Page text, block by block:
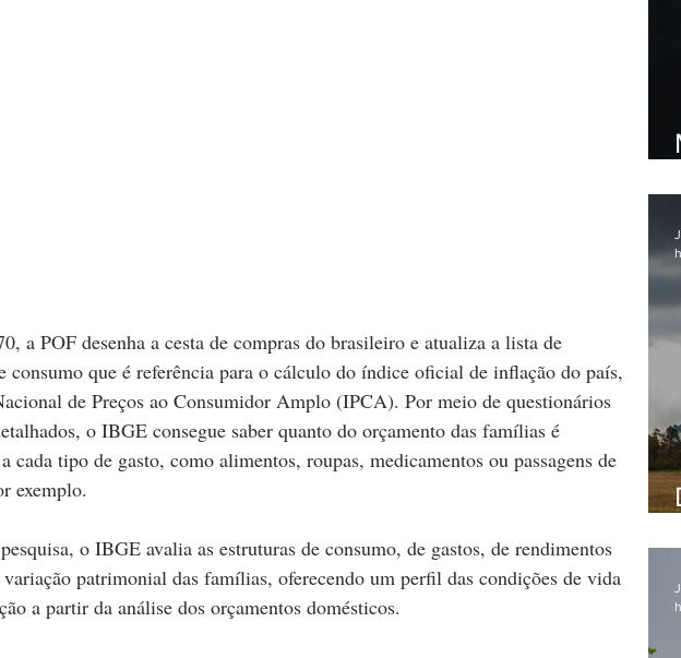
a POF desenha a cesta de compras do brasileiro e atualiza a lista de
consumo que é referência para o cálculo do índice oficial de inflação do país,
de Preços ao Consumidor Amplo (IPCA). Por meio de questionários
o IBGE consegue saber quanto do orçamento das famílias é
cada tipo de gasto, como alimentos, roupas, medicamentos ou passagens de
exemplo.
o IBGE avalia as estruturas de consumo, de gastos, de rendimentos
variação patrimonial das famílias, oferecendo um perfil das condições de vida
a partir da análise dos orçamentos domésticos.